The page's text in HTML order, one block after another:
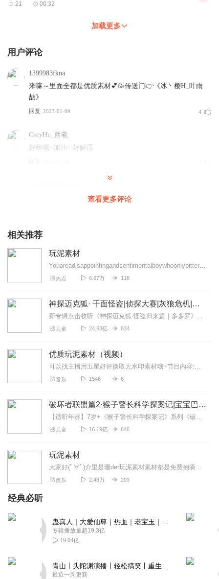
21 00:32
加载更多
用户评论
1399983fkna
来嘛～里面全都是优质素材💕🥳传送门👉《冰丶樱H_叶雨
喆》
回复 2023-01-09 4
CecyHu_西羲
好棒哦~加油✨好解压
很解压，我超喜欢听！！
2023-01-19
筠心丶
2023-02-04
2023-02-01
查看更多评论
相关推荐
玩泥素材
Youareadisappointingandsentimentalboywhoonlybitterlycomplainsaboutho...
热点 6.67万 118
神探迈克狐· 千面怪盗|侦探大赛|灰狼危机|多多罗
新专辑点击收听《神探迈克狐·怪盗归来篇｜多多罗》！！！>>>点击进入主播橱窗购买《神探迈克狐》系列图书吧!<<<多多罗故事【点击前往】收听多多罗其他好玩有趣的故...
儿童 24.63亿 834
优质玩泥素材（视频）
可以找主播用五星好评换取无水印素材哦~节目内容:本专辑专门从各处搬运的优质玩泥素材，可搬运，搬运之前记得先给个五星好评哦。主播介绍:陵燏，热爱唱歌和写作适合人...
音乐 1546 6
破坏者联盟篇2·猴子警长科学探案记|宝宝巴士故事
【适听年龄】7岁+《猴子警长科学探案记》系列《破坏者联盟篇1·猴子警长科学探案记》>>>《破坏者联盟篇2·猴子警长科学探案记》>>>《破坏者联盟篇3·猴子警长科...
儿童 16.19亿 846
玩泥素材
大家好(ﾟ∀ﾟ)介里是珊der玩泥素材素材都是免费抱滴求关注求订阅谢谢支持呀(▽)爱你们呀(｡･ω･｡)ﾉ
娱乐 2.48万 203
经典必听
专辑播放量超19.3亿
19.04亿
最近一周更新